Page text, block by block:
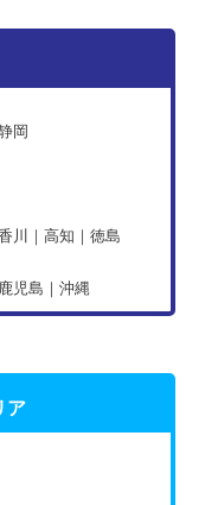
岡
川｜高知｜徳島
児島｜沖縄
ア